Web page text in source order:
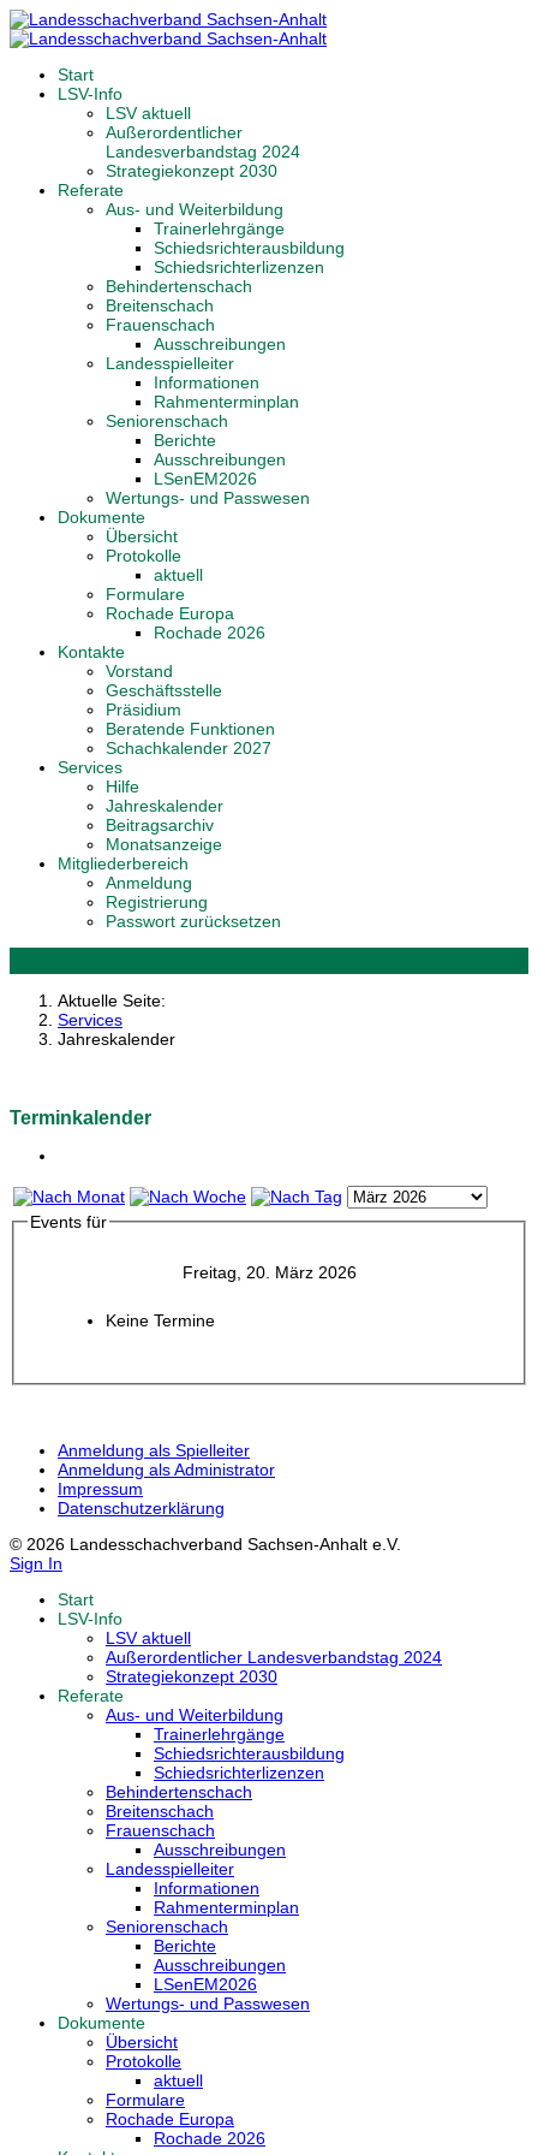
Start
LSV-Info
LSV aktuell
Außerordentlicher
Landesverbandstag 2024
Strategiekonzept 2030
Referate
Aus- und Weiterbildung
Trainerlehrgänge
Schiedsrichterausbildung
Schiedsrichterlizenzen
Behindertenschach
Breitenschach
Frauenschach
Ausschreibungen
Landesspielleiter
Informationen
Rahmenterminplan
Seniorenschach
Berichte
Ausschreibungen
LSenEM2026
Wertungs- und Passwesen
Dokumente
Übersicht
Protokolle
aktuell
Formulare
Rochade Europa
Rochade 2026
Kontakte
Vorstand
Geschäftsstelle
Präsidium
Beratende Funktionen
Schachkalender 2027
Services
Hilfe
Jahreskalender
Beitragsarchiv
Monatsanzeige
Mitgliederbereich
Anmeldung
Registrierung
Passwort zurücksetzen
Aktuelle Seite:
Services
Jahreskalender
Terminkalender
Events für
Freitag, 20. März 2026
Keine Termine
Anmeldung als Spielleiter
Anmeldung als Administrator
Impressum
Datenschutzerklärung
© 2026 Landesschachverband Sachsen-Anhalt e.V.
Sign In
Start
LSV-Info
LSV aktuell
Außerordentlicher Landesverbandstag 2024
Strategiekonzept 2030
Referate
Aus- und Weiterbildung
Trainerlehrgänge
Schiedsrichterausbildung
Schiedsrichterlizenzen
Behindertenschach
Breitenschach
Frauenschach
Ausschreibungen
Landesspielleiter
Informationen
Rahmenterminplan
Seniorenschach
Berichte
Ausschreibungen
LSenEM2026
Wertungs- und Passwesen
Dokumente
Übersicht
Protokolle
aktuell
Formulare
Rochade Europa
Rochade 2026